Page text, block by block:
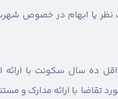
نظر یا ابهام در خصوص
ده سال سکونت با
تقاضا با ارائه مدارک و